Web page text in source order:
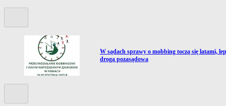
Przejdź do artykułu:
W sądach sprawy o mobbing toczą się latami,
droga pozasądowa